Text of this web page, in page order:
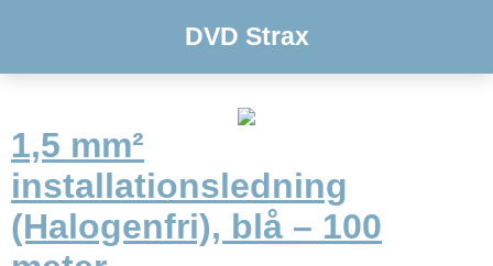
DVD Strax
1,5 mm²
installationsledning
(Halogenfri), blå – 100